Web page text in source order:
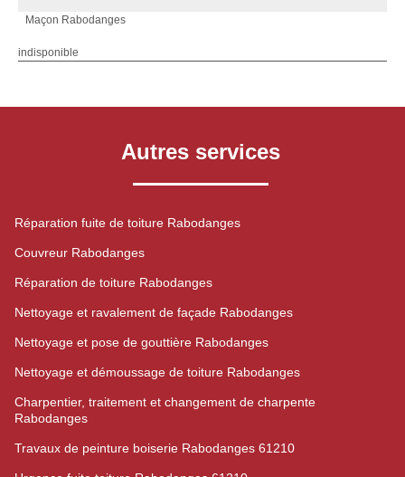
Maçon Rabodanges
indisponible
Autres services
Réparation fuite de toiture Rabodanges
Couvreur Rabodanges
Réparation de toiture Rabodanges
Nettoyage et ravalement de façade Rabodanges
Nettoyage et pose de gouttière Rabodanges
Nettoyage et démoussage de toiture Rabodanges
Charpentier, traitement et changement de charpente
Rabodanges
Travaux de peinture boiserie Rabodanges 61210